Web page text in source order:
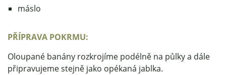
máslo
PŘÍPRAVA POKRMU:
Oloupané banány rozkrojíme podélně na půlky a dále
připravujeme stejně jako opékaná jablka.